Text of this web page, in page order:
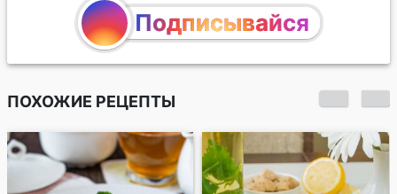
Подписывайся
ПОХОЖИЕ РЕЦЕПТЫ
Вафли из детства